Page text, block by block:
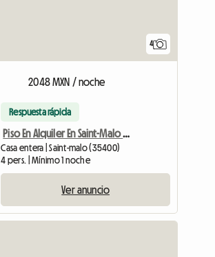
4
2048 MXN / noche
Respuesta rápida
Piso En Alquiler En Saint-Malo 'les comptoirs'
Casa entera | Saint-malo (35400)
4 pers. | Mínimo 1 noche
Ver anuncio